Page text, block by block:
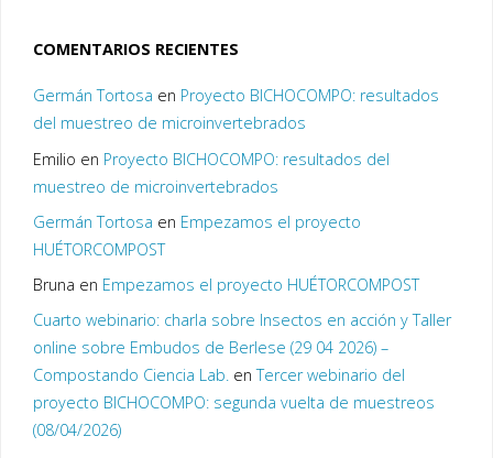
COMENTARIOS RECIENTES
Germán Tortosa en Proyecto BICHOCOMPO: resultados
del muestreo de microinvertebrados
Emilio en Proyecto BICHOCOMPO: resultados del
muestreo de microinvertebrados
Germán Tortosa en Empezamos el proyecto
HUÉTORCOMPOST
Bruna en Empezamos el proyecto HUÉTORCOMPOST
Cuarto webinario: charla sobre Insectos en acción y Taller
online sobre Embudos de Berlese (29 04 2026) –
Compostando Ciencia Lab.enTercer webinario del
proyecto BICHOCOMPO: segunda vuelta de muestreos
(08/04/2026)